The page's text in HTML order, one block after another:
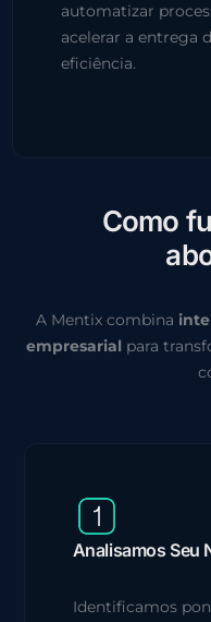
automatizar
acelerar a entrega
eficiência.
Como fu
ab
A Mentix combina
empresarial para
Analisamos Seu
Identificamos